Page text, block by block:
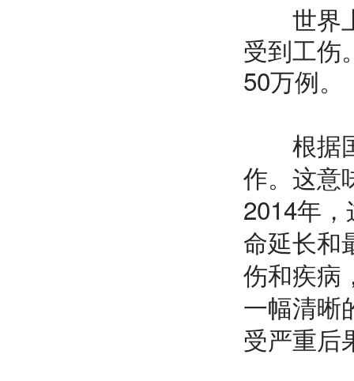
世界上
受到工伤
50万例。
根据国
作。这意
2014年
命延长和
伤和疾病
一幅清晰
受严重后